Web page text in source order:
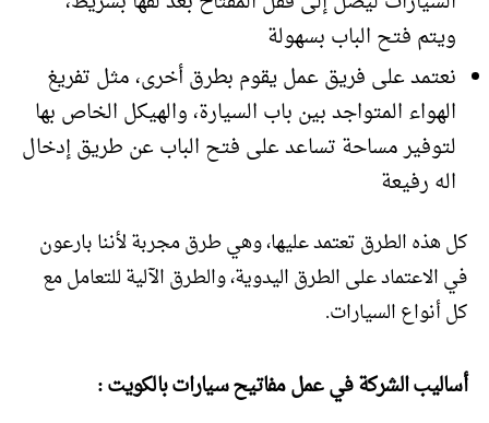
ويتم فتح الباب بسهولة
نعتمد على فريق عمل يقوم بطرق أخرى، مثل تفريغ
الهواء المتواجد بين باب السيارة، والهيكل الخاص بها
لتوفير مساحة تساعد على فتح الباب عن طريق إدخال
اله رفيعة
كل هذه الطرق تعتمد عليها، وهي طرق مجربة لأننا بارعون
في الاعتماد على الطرق اليدوية، والطرق الآلية للتعامل مع
كل أنواع السيارات.
أساليب الشركة في عمل مفاتيح سيارات بالكويت :